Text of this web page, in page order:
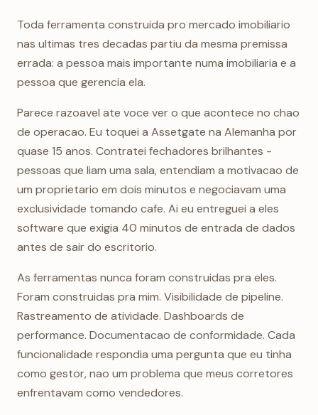
Toda ferramenta construida pro mercado imobiliario
nas ultimas tres decadas partiu da mesma premissa
errada: a pessoa mais importante numa imobiliaria e a
pessoa que gerencia ela.
Parece razoavel ate voce ver o que acontece no chao
de operacao. Eu toquei a Assetgate na Alemanha por
quase 15 anos. Contratei fechadores brilhantes -
pessoas que liam uma sala, entendiam a motivacao de
um proprietario em dois minutos e negociavam uma
exclusividade tomando cafe. Ai eu entreguei a eles
software que exigia 40 minutos de entrada de dados
antes de sair do escritorio.
As ferramentas nunca foram construidas pra eles.
Foram construidas pra mim. Visibilidade de pipeline.
Rastreamento de atividade. Dashboards de
performance. Documentacao de conformidade. Cada
funcionalidade respondia uma pergunta que eu tinha
como gestor, nao um problema que meus corretores
enfrentavam como vendedores.